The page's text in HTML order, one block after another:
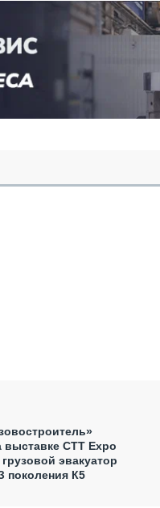
выставке CTT Expo
эвакуатор
поколения К5